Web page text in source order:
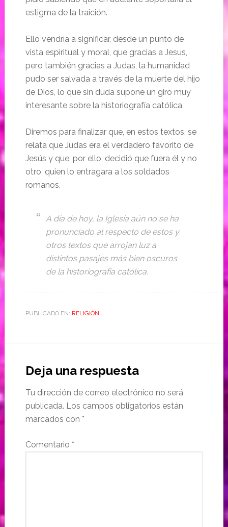
estigma de la traición.
Ello vendría a significar, desde un punto de
vista espiritual y moral, que gracias a Jesus,
pero también gracias a Judas, la humanidad
pudo ser salvada a través de la muerte del hijo
de Dios, lo que sin duda supone un giro muy
interesante sobre la historiografía católica
Diremos para finalizar que, en estos textos, se
relata que Judas era el verdadero favorito de
Jesús y que, por ello, decidió que fuera él y no
otro, quien lo entragara a los soldados
romanos.
A día de hoy, la Iglesía aún no se ha
pronunciado al respecto de estos y
otros textos que arrojan luz a
distintos pasajes más bien oscuros
de la historiografía católica.
PUBLICADO EN: RELIGIÓN
Deja una respuesta
Tu dirección de correo electrónico no será
publicada. Los campos obligatorios están
marcados con *
Comentario *